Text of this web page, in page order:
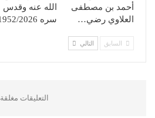
أحمد بن مصطفى
العلاوي رضي…
الله عنه وقدس
سره 1952/2026
السابق التالي
التعليقات مغلقة.